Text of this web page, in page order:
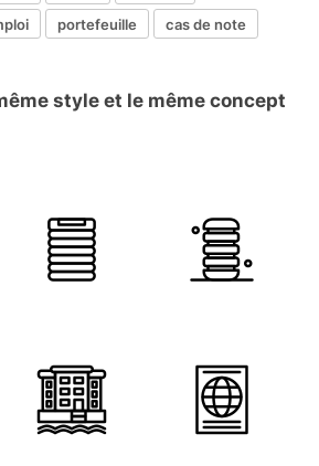
portefeuille cas de note
style et le même concept